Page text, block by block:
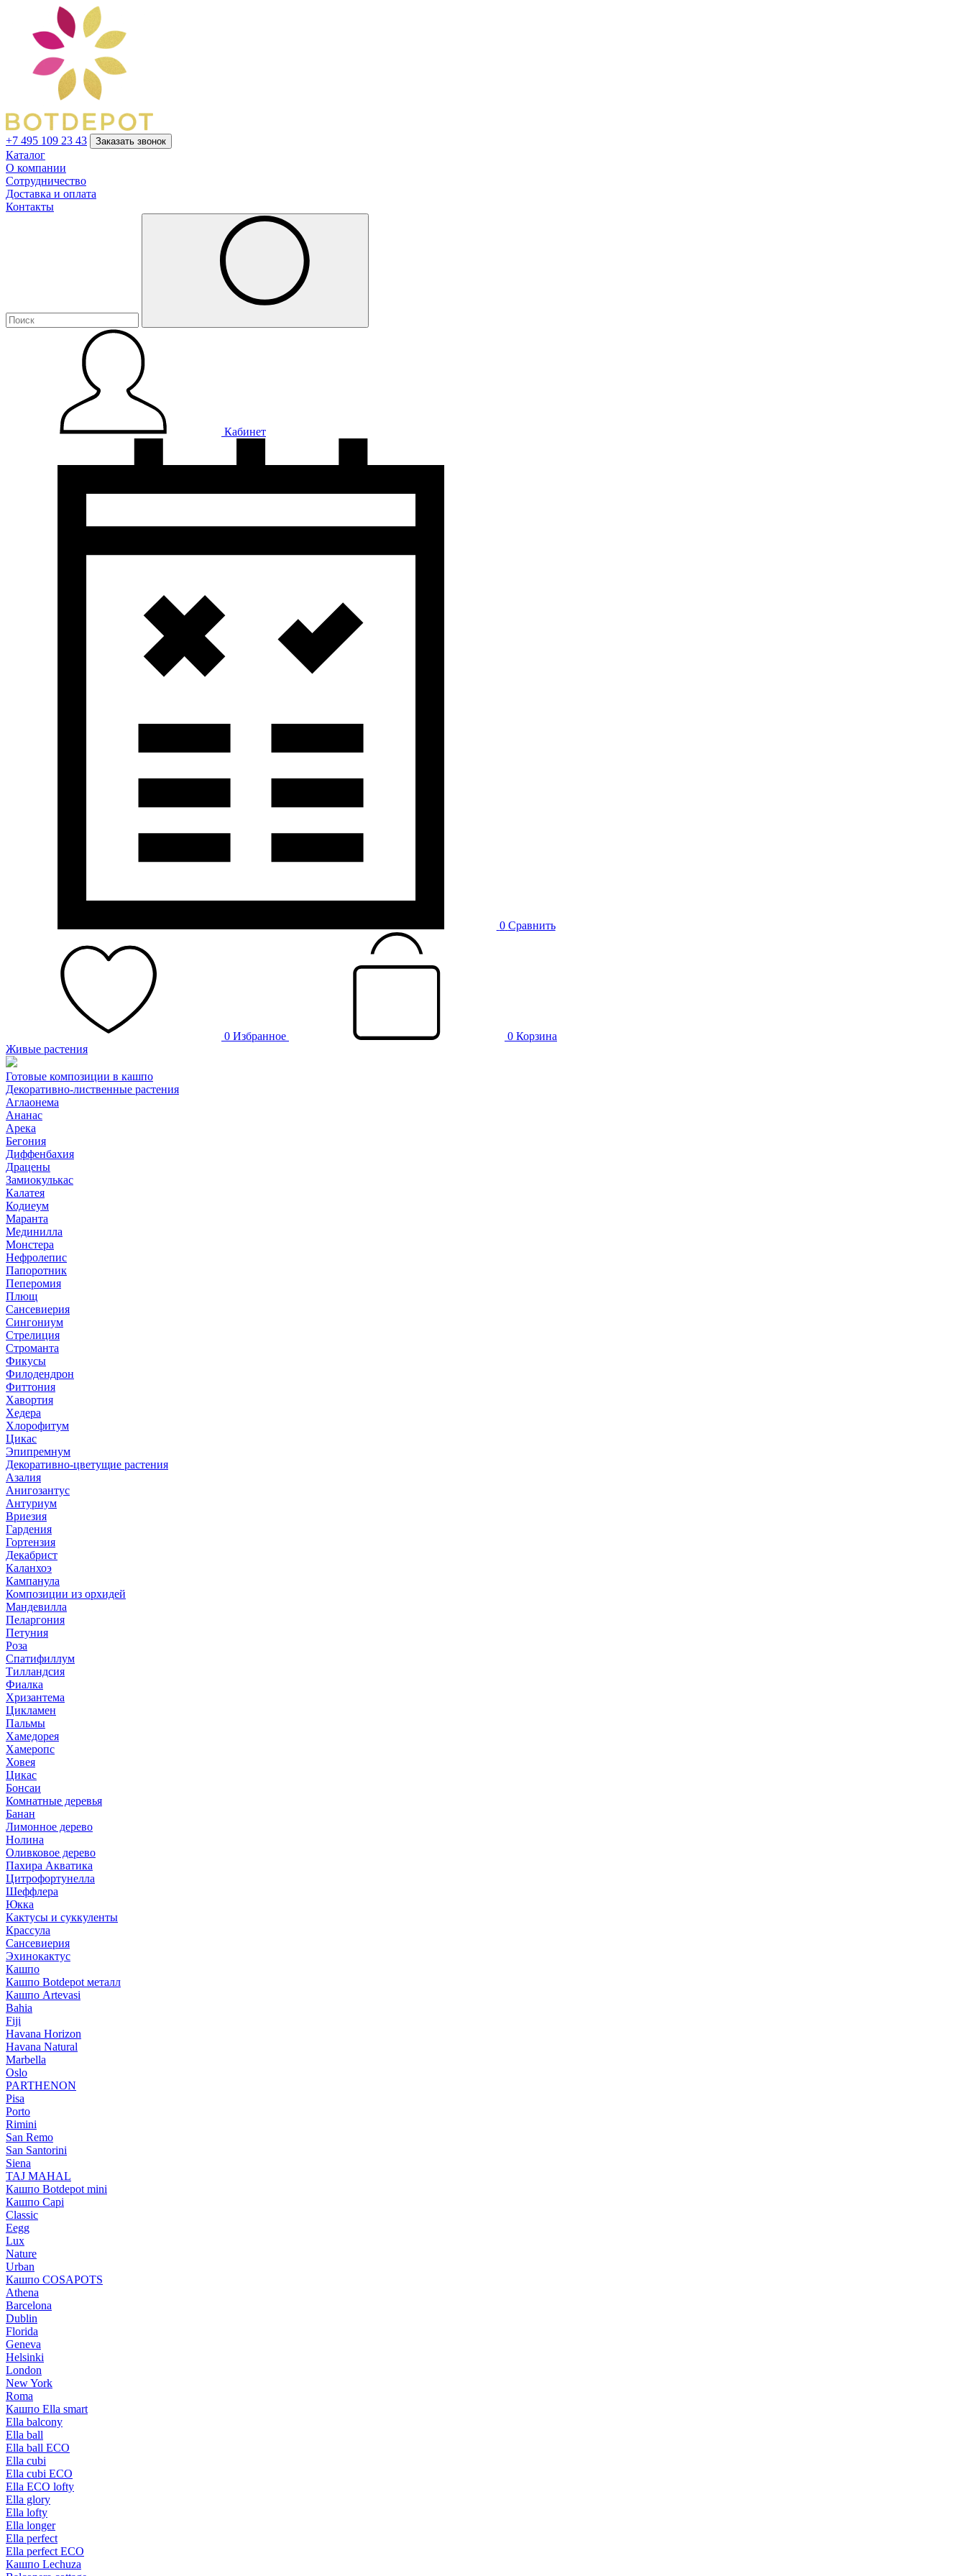
+7 495 109 23 43 Заказать звонок
Каталог
О компании
Сотрудничество
Доставка и оплата
Контакты
Кабинет
0 Сравнить
0 Избранное 0 Корзина
Живые растения
Готовые композиции в кашпо
Декоративно-лиственные растения
Аглаонема
Ананас
Арека
Бегония
Диффенбахия
Драцены
Замиокулькас
Калатея
Кодиеум
Маранта
Мединилла
Монстера
Нефролепис
Папоротник
Пеперомия
Плющ
Сансевиерия
Сингониум
Стрелиция
Строманта
Фикусы
Филодендрон
Фиттония
Хавортия
Хедера
Хлорофитум
Цикас
Эпипремнум
Декоративно-цветущие растения
Азалия
Анигозантус
Антуриум
Вриезия
Гардения
Гортензия
Декабрист
Каланхоэ
Кампанула
Композиции из орхидей
Мандевилла
Пеларгония
Петуния
Роза
Спатифиллум
Тилландсия
Фиалка
Хризантема
Цикламен
Пальмы
Хамедорея
Хамеропс
Ховея
Цикас
Бонсаи
Комнатные деревья
Банан
Лимонное дерево
Нолина
Оливковое дерево
Пахира Акватика
Цитрофортунелла
Шеффлера
Юкка
Кактусы и суккуленты
Крассула
Сансевиерия
Эхинокактус
Кашпо
Кашпо Botdepot металл
Кашпо Artevasi
Bahia
Fiji
Havana Horizon
Havana Natural
Marbella
Oslo
PARTHENON
Pisa
Porto
Rimini
San Remo
San Santorini
Siena
TAJ MAHAL
Кашпо Botdepot mini
Кашпо Capi
Classic
Eegg
Lux
Nature
Urban
Кашпо COSAPOTS
Athena
Barcelona
Dublin
Florida
Geneva
Helsinki
London
New York
Roma
Кашпо Ella smart
Ella balcony
Ella ball
Ella ball ECO
Ella cubi
Ella cubi ECO
Ella ECO lofty
Ella glory
Ella lofty
Ella longer
Ella perfect
Ella perfect ECO
Кашпо Lechuza